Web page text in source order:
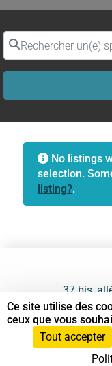
Rechercher un(e)
No listings
selection.
listing?.
37 bis,
93190
06 61 87
Ce site utilise des
ceux que vous
Tout accepter